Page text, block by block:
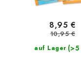
auf Lager (>5
8,95 €
10,95 €